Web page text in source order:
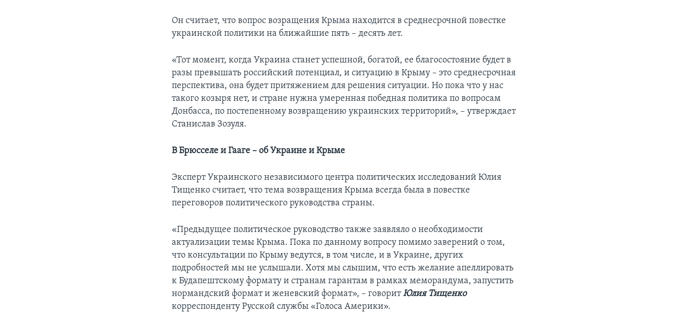
Он считает, что вопрос возращения Крыма находится в среднесрочной повестке
украинской политики на ближайшие пять – десять лет.
«Тот момент, когда Украина станет успешной, богатой, ее благосостояние будет в
разы превышать российский потенциал, и ситуацию в Крыму – это среднесрочная
перспектива, она будет притяжением для решения ситуации. Но пока что у нас
такого козыря нет, и стране нужна умеренная победная политика по вопросам
Донбасса, по постепенному возвращению украинских территорий», – утверждает
Станислав Зозуля.
В Брюсселе и Гааге – об Украине и Крыме
Эксперт Украинского независимого центра политических исследований Юлия
Тищенко считает, что тема возвращения Крыма всегда была в повестке
переговоров политического руководства страны.
«Предыдущее политическое руководство также заявляло о необходимости
актуализации темы Крыма. Пока по данному вопросу помимо заверений о том,
что консультации по Крыму ведутся, в том числе, и в Украине, других
подробностей мы не услышали. Хотя мы слышим, что есть желание апеллировать
к Будапештскому формату и странам гарантам в рамках меморандума, запустить
нормандский формат и женевский формат», – говоритЮлия Тищенко
корреспонденту Русской службы «Голоса Америки».